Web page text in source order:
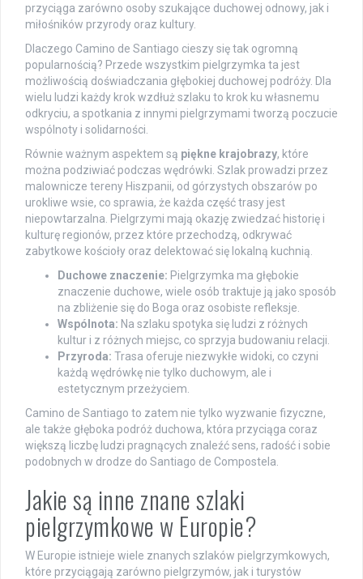
przyciąga zarówno osoby szukające duchowej odnowy, jak i
miłośników przyrody oraz kultury.
Dlaczego Camino de Santiago cieszy się tak ogromną
popularnością? Przede wszystkim pielgrzymka ta jest
możliwością doświadczania głębokiej duchowej podróży. Dla
wielu ludzi każdy krok wzdłuż szlaku to krok ku własnemu
odkryciu, a spotkania z innymi pielgrzymami tworzą poczucie
wspólnoty i solidarności.
Równie ważnym aspektem są piękne krajobrazy, które
można podziwiać podczas wędrówki. Szlak prowadzi przez
malownicze tereny Hiszpanii, od górzystych obszarów po
urokliwe wsie, co sprawia, że każda część trasy jest
niepowtarzalna. Pielgrzymi mają okazję zwiedzać historię i
kulturę regionów, przez które przechodzą, odkrywać
zabytkowe kościoły oraz delektować się lokalną kuchnią.
Duchowe znaczenie: Pielgrzymka ma głębokie
znaczenie duchowe, wiele osób traktuje ją jako sposób
na zbliżenie się do Boga oraz osobiste refleksje.
Wspólnota: Na szlaku spotyka się ludzi z różnych
kultur i z różnych miejsc, co sprzyja budowaniu relacji.
Przyroda: Trasa oferuje niezwykłe widoki, co czyni
każdą wędrówkę nie tylko duchowym, ale i
estetycznym przeżyciem.
Camino de Santiago to zatem nie tylko wyzwanie fizyczne,
ale także głęboka podróż duchowa, która przyciąga coraz
większą liczbę ludzi pragnących znaleźć sens, radość i sobie
podobnych w drodze do Santiago de Compostela.
Jakie są inne znane szlaki
pielgrzymkowe w Europie?
W Europie istnieje wiele znanych szlaków pielgrzymkowych,
które przyciągają zarówno pielgrzymów, jak i turystów